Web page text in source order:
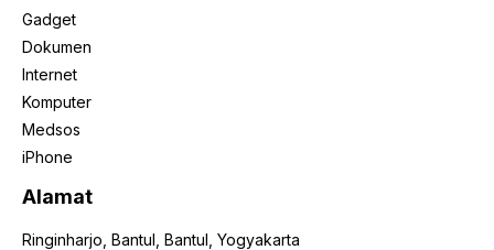
Gadget
Dokumen
Internet
Komputer
Medsos
iPhone
Alamat
Ringinharjo, Bantul, Bantul, Yogyakarta